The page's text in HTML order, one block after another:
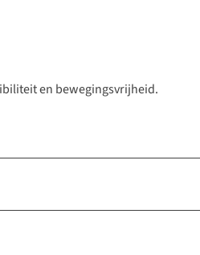
en bewegingsvrijheid.